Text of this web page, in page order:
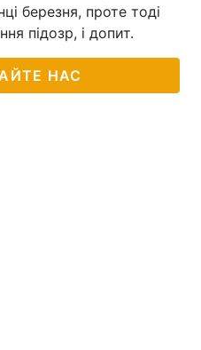
березня, проте тоді
підозр, і допит.
НАС